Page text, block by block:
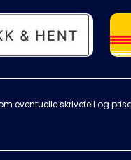
eventuelle skrivefeil og